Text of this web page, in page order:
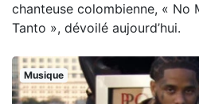
chanteuse colombienne, « No
Tanto », dévoilé aujourd’hui.
Musique